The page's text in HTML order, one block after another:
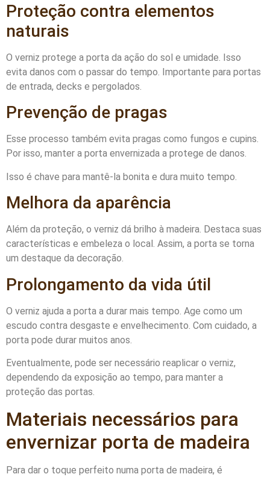
Proteção contra elementos
naturais
O verniz protege a porta da ação do sol e umidade. Isso
evita danos com o passar do tempo. Importante para portas
de entrada, decks e pergolados.
Prevenção de pragas
Esse processo também evita pragas como fungos e cupins.
Por isso, manter a porta envernizada a protege de danos.
Isso é chave para mantê-la bonita e dura muito tempo.
Melhora da aparência
Além da proteção, o verniz dá brilho à madeira. Destaca suas
características e embeleza o local. Assim, a porta se torna
um destaque da decoração.
Prolongamento da vida útil
O verniz ajuda a porta a durar mais tempo. Age como um
escudo contra desgaste e envelhecimento. Com cuidado, a
porta pode durar muitos anos.
Eventualmente, pode ser necessário reaplicar o verniz,
dependendo da exposição ao tempo, para manter a
proteção das portas.
Materiais necessários para
envernizar porta de madeira
Para dar o toque perfeito numa porta de madeira, é